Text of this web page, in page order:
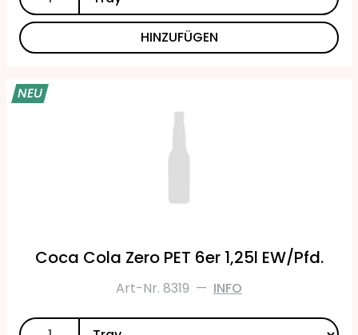
HINZUFÜGEN
NEU
Coca Cola Zero PET 6er 1,25l EW/Pfd.
Art-Nr. 8319 — INFO